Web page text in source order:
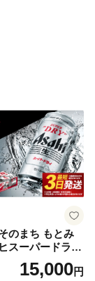
のまち もとみ
スーパードライ
合計8.4L 1ケー
ル度数5% 缶ビー
15,000円